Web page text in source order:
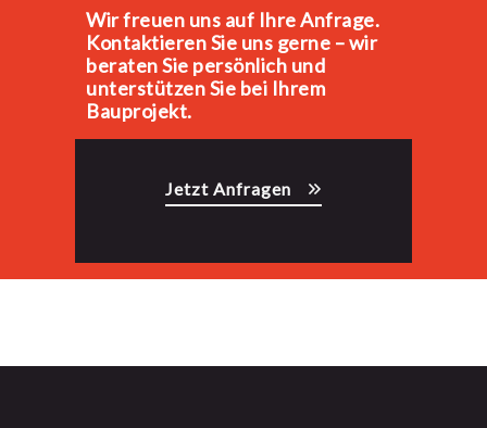
Wir freuen uns auf Ihre Anfrage.
Kontaktieren Sie uns gerne – wir
beraten Sie persönlich und
unterstützen Sie bei Ihrem
Bauprojekt.
Jetzt Anfragen